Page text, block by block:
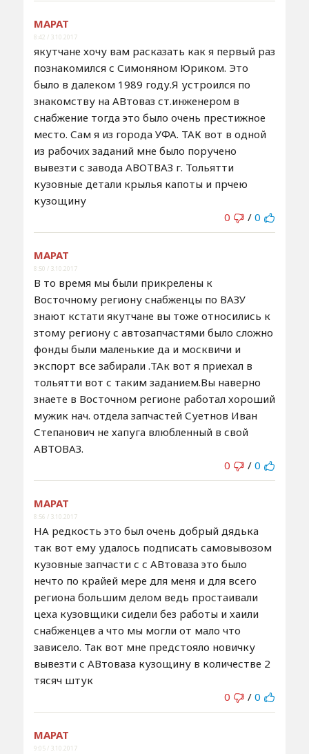
МАРАТ
8:42 / 3.10.2017
якутчане хочу вам расказать как я первый раз
познакомился с Симоняном Юриком. Это
было в далеком 1989 году.Я устроился по
знакомству на АВтоваз ст.инженером в
снабжение тогда это было очень престижное
место. Сам я из города УФА. ТАК вот в одной
из рабочих заданий мне было поручено
вывезти с завода АВОТВАЗ г. Тольятти
кузовные детали крылья капоты и прчею
кузощину
0
/ 0
МАРАТ
8:50 / 3.10.2017
В то время мы были прикрелены к
Восточному региону снабженцы по ВАЗУ
знают кстати якутчане вы тоже относились к
зтому региону с автозапчастями было сложно
фонды были маленькие да и москвичи и
экспорт все забирали .ТАк вот я приехал в
тольятти вот с таким заданием.Вы наверно
знаете в Восточном регионе работал хороший
мужик нач. отдела запчастей Суетнов Иван
Степанович не хапуга влюбленный в свой
АВТОВАЗ.
0
/ 0
МАРАТ
8:56 / 3.10.2017
НА редкость это был очень добрый дядька
так вот ему удалось подписать самовывозом
кузовные запчасти с с АВтоваза это было
нечто по крайей мере для меня и для всего
региона большим делом ведь простаивали
цеха кузовщики сидели без работы и хаили
снабженцев а что мы могли от мало что
зависело. Так вот мне предстояло новичку
вывезти с АВтоваза кузощину в количестве 2
тясяч штук
0
/ 0
МАРАТ
9:05 / 3.10.2017